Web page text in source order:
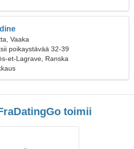
Vaaka
poikaystävää 32-39
et-Lagrave, Ranska
toimii